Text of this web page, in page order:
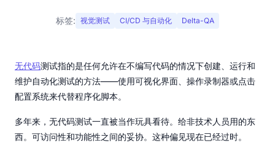
标签: 视觉测试 CI/CD 与自动化 Delta-QA
无代码测试指的是任何允许在不编写代码的情况下创建、运行和
维护自动化测试的方法——使用可视化界面、操作录制器或点击
配置系统来代替程序化脚本。
多年来，无代码测试一直被当作玩具看待。给非技术人员用的东
西。可访问性和功能性之间的妥协。这种偏见现在已经过时。